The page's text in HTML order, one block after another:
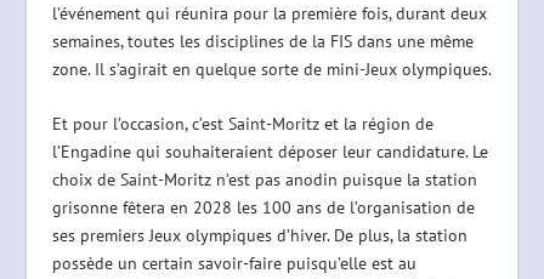
l’événement qui réunira pour la première fois, durant deux
semaines, toutes les disciplines de la FIS dans une même
zone. Il s’agirait en quelque sorte de mini-Jeux olympiques.
Et pour l’occasion, c’est Saint-Moritz et la région de
l’Engadine qui souhaiteraient déposer leur candidature. Le
choix de Saint-Moritz n’est pas anodin puisque la station
grisonne fêtera en 2028 les 100 ans de l’organisation de
ses premiers Jeux olympiques d’hiver. De plus, la station
possède un certain savoir-faire puisqu’elle est au